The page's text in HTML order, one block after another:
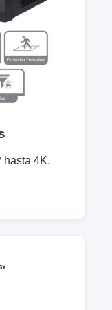
hasta 4K.